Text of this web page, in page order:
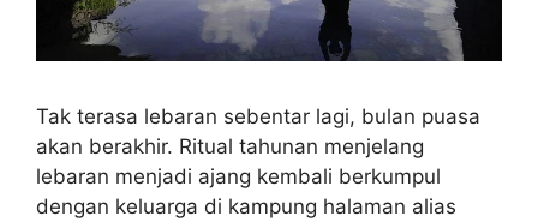
Tak terasa lebaran sebentar lagi, bulan puasa
akan berakhir. Ritual tahunan menjelang
lebaran menjadi ajang kembali berkumpul
dengan keluarga di kampung halaman alias